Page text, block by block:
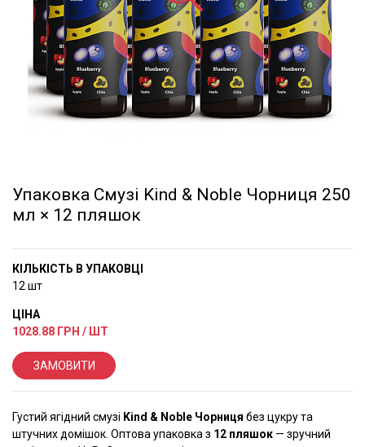
Упаковка Смузі Kind & Noble Чорниця 250
мл × 12 пляшок
КІЛЬКІСТЬ В УПАКОВЦІ
12 шт
ЦІНА
1028.88 ГРН / ШТ
ЗАМОВИТИ
Густий ягідний смузі Kind & Noble Чорниця без цукру та
штучних домішок. Оптова упаковка з 12 пляшок — зручний